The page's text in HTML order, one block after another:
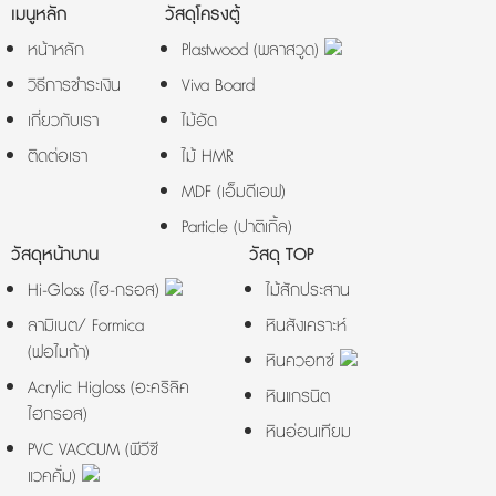
เมนูหลัก
หน้าหลัก
วิธีการชำระเงิน
เกี่ยวกับเรา
ติดต่อเรา
วัสดุโครงตู้
Plastwood (พลาสวูด)
Viva Board
ไม้อัด
ไม้ HMR
MDF (เอ็มดีเอฟ)
Particle (ปาติเกิ้ล)
วัสดุหน้าบาน
Hi-Gloss (ไฮ-กรอส)
ลามิเนต/ Formica
(ฟอไมก้า)
Acrylic Higloss (อะคริลิค
ไฮกรอส)
PVC VACCUM (พีวีซี
แวคคั่ม)
วัสดุ TOP
ไม้สักประสาน
หินสังเคราะห์
หินควอทซ์
หินแกรนิต
หินอ่อนเทียม